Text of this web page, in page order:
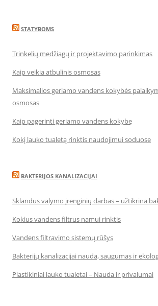
STATYBOMS
Trinkelių medžiagų ir projektavimo parinkimas
Kaip veikia atbulinis osmosas
Maksimalios geriamo vandens kokybės
osmosas
Kaip pagerinti geriamo vandens kokybę
Kokį lauko tualetą rinktis naudojimui soduose
BAKTERIJOS KANALIZACIJAI
Sklandus valymo įrenginių darbas – užtikrina
Kokius vandens filtrus namui rinktis
Vandens filtravimo sistemų rūšys
Bakterijų kanalizacijai nauda, saugumas ir
Plastikiniai lauko tualetai – Nauda ir privalumai